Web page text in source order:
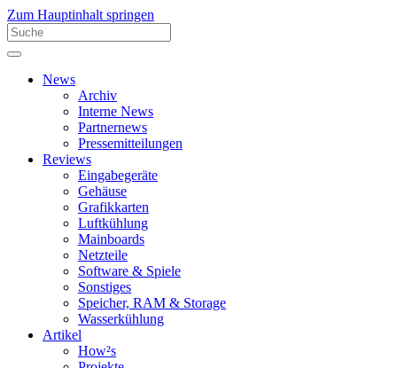
Zum Hauptinhalt springen
News
Archiv
Interne News
Partnernews
Pressemitteilungen
Reviews
Eingabegeräte
Gehäuse
Grafikkarten
Luftkühlung
Mainboards
Netzteile
Software & Spiele
Sonstiges
Speicher, RAM & Storage
Wasserkühlung
Artikel
How²s